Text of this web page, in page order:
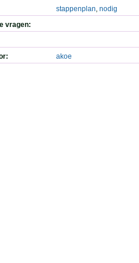
stappenplan, nodig
vragen:
akoe